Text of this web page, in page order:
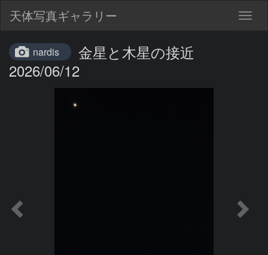
天体写真ギャラリー
nardis
金星と木星の接近
2026/06/12